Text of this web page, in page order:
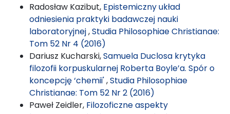
Radosław Kazibut, Epistemiczny układ
odniesienia praktyki badawczej nauki
laboratoryjnej,Studia Philosophiae Christianae:
Tom 52 Nr 4 (2016)
Dariusz Kucharski,Samuela Duclosa krytyka
filozofii korpuskularnej Roberta Boyle’a. Spór o
koncepcję ‘chemii',Studia Philosophiae
Christianae: Tom 52 Nr 2 (2016)
Paweł Zeidler, Filozoficzne aspekty